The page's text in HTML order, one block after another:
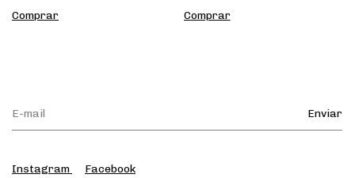
Instagram Facebook